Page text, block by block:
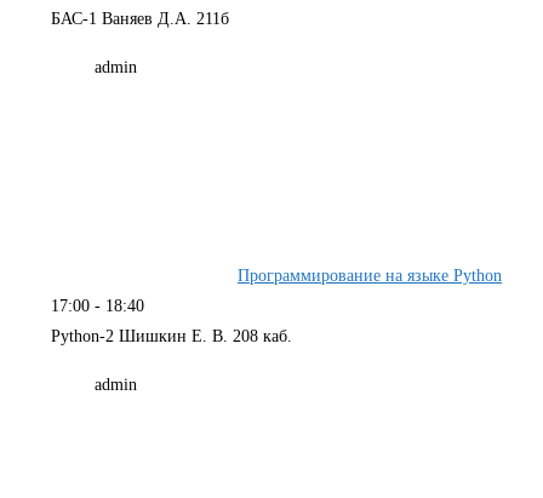
БАС-1 Ваняев Д.А. 211б
admin
Программирование на языке Python
17:00 - 18:40
Python-2 Шишкин Е. В. 208 каб.
admin